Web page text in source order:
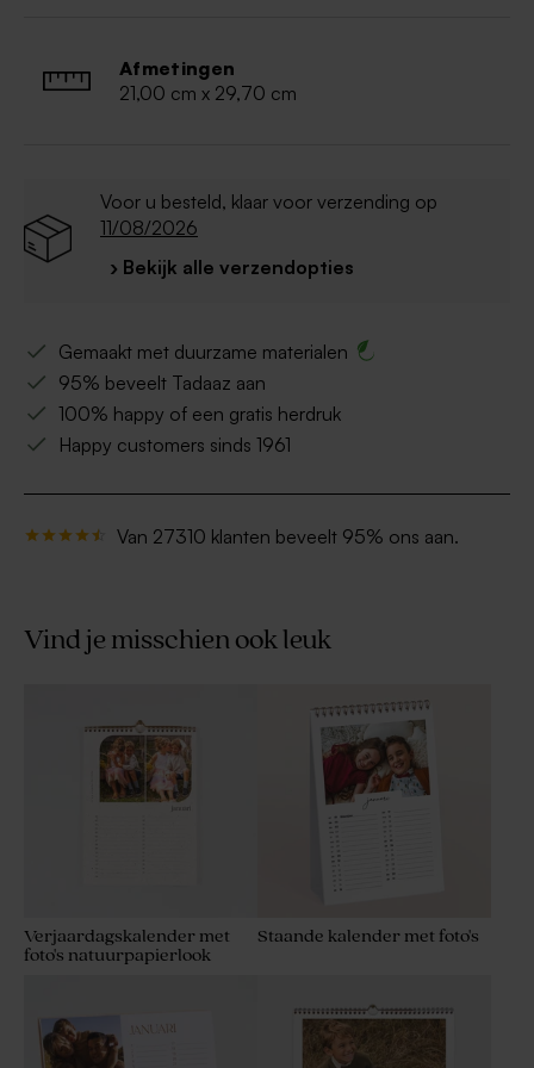
Afmetingen
21,00 cm x 29,70 cm
Voor u besteld, klaar voor verzending op
11/08/2026
› Bekijk alle verzendopties
Gemaakt met duurzame materialen
95% beveelt Tadaaz aan
100% happy of een gratis herdruk
Happy customers sinds 1961
Van 27310 klanten beveelt 95% ons aan.
Vind je misschien ook leuk
Verjaardagskalender met
foto's natuurpapierlook
Staande kalender met foto's